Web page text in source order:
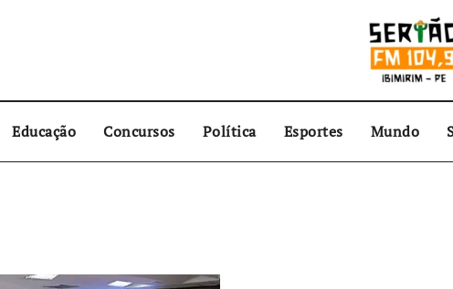
Educação Concursos Política Esportes Mundo